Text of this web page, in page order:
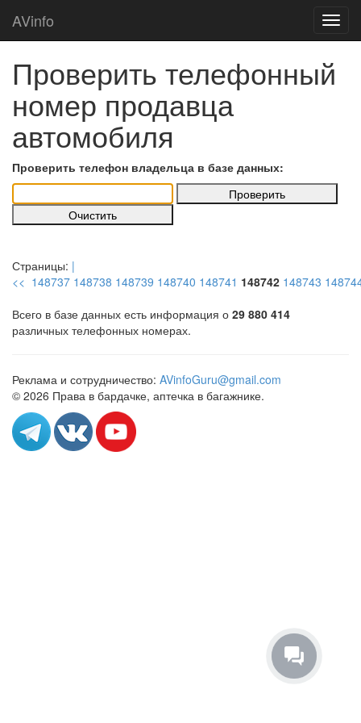
AVinfo
Проверить телефонный
номер продавца
автомобиля
Проверить телефон владельца в базе данных:
Страницы: |
<< 148737 148738 148739 148740 148741 148742 148743
Всего в базе данных есть информация о 29 880 414
различных телефонных номерах.
Реклама и сотрудничество: AVinfoGuru@gmail.com
© 2026 Права в бардачке, аптечка в багажнике.